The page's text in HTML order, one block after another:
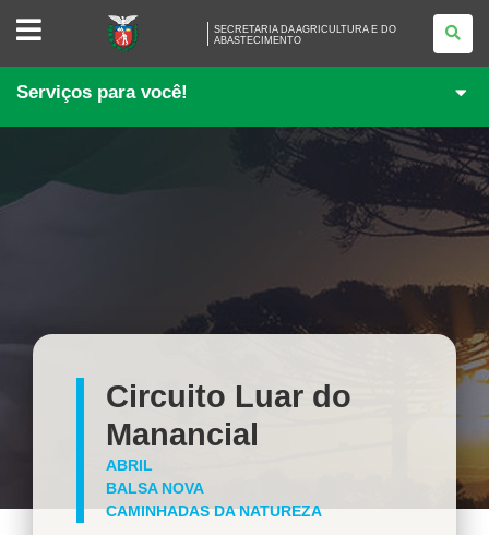
SECRETARIA
AGRICULTURA
E
DO
ABASTECIMENTO
SECRETARIA DA AGRICULTURA E DO
ABASTECIMENTO
Serviços para você!
Circuito Luar do
Manancial
ABRIL
BALSA NOVA
CAMINHADAS DA NATUREZA